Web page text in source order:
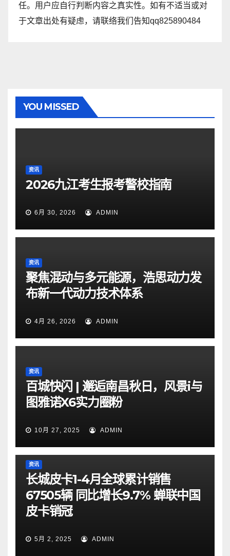
任。用户应自行判断内容之真实性。如有不适当或对
于文章出处有疑虑，请联络我们告知qq825890484
YOU MISSED
资讯
2026九江考生报考警校指南
6月 30, 2026 ADMIN
资讯
聚焦混动与多元能源，浩思动力发
布新一代动力技术体系
4月 26, 2026 ADMIN
资讯
百城快闪 | 邂逅南昌秋日，风景i与
图雅诺X6实力圈粉
10月 27, 2025 ADMIN
资讯
长城皮卡1-4月全球累计销售
67505辆 同比增长9.7% 蝉联中国
皮卡销冠
5月 2, 2025 ADMIN